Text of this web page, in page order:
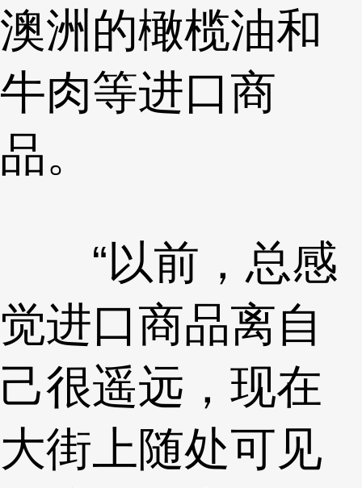
澳洲的橄榄油和
牛肉等进口商
品。
“以前，总感
觉进口商品离自
己很遥远，现在
大街上随处可见